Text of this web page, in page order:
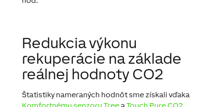
Redukcia výkonu
rekuperácie na základe
reálnej hodnoty CO2
Štatistiky nameraných hodnôt sme získali vďaka
Komfortnému senzoru Treea Touch Pure CO2.